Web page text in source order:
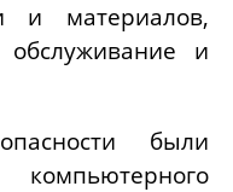
и материалов,
и
были